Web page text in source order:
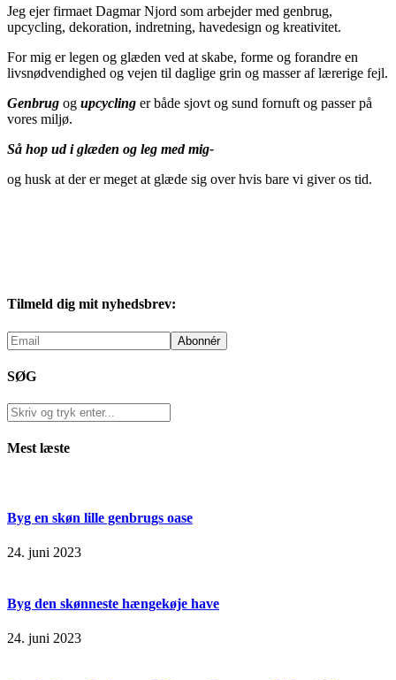
Jeg ejer firmaet Dagmar Njord som arbejder med genbrug,
upcycling, dekoration, indretning, havedesign og kreativitet.
For mig er legen og glæden ved at skabe, forme og forandre en
livsnødvendighed og vejen til daglige grin og masser af lærerige fejl.
Genbrug og upcycling er både sjovt og sund fornuft og passer på
vores miljø.
Så hop ud i glæden og leg med mig-
og husk at der er meget at glæde sig over hvis bare vi giver os tid.
Tilmeld dig mit nyhedsbrev:
SØG
Mest læste
Byg en skøn lille genbrugs oase
24. juni 2023
Byg den skønneste hængekøje have
24. juni 2023